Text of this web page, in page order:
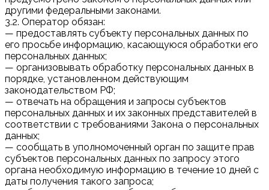
другими федеральными законами.
3.2. Оператор обязан:
— предоставлять субъекту персональных данных по
его просьбе информацию, касающуюся обработки его
персональных данных;
— организовывать обработку персональных данных в
порядке, установленном действующим
законодательством РФ;
— отвечать на обращения и запросы субъектов
персональных данных и их законных представителей в
соответствии с требованиями Закона о персональных
данных;
— сообщать в уполномоченный орган по защите прав
субъектов персональных данных по запросу этого
органа необходимую информацию в течение 10 дней с
даты получения такого запроса;